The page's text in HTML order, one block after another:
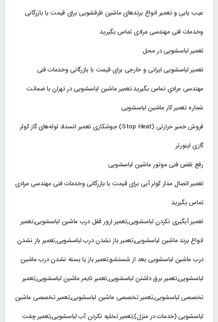
عیب یابی و تعمیر انواع برندهای ماشین ظرفشویی برای قیمت با بازرگانی
وخدمات فنی مهندسی مرادی تماس بگیرید.
تعمیر لباسشویی در محل
تعمیر لباسشویی ایرانی و خارجی برای قیمت با بازرگانی وخدمات فنی
مهندسی مرادی تماس بگیرید.تعمیر ماشین لباسشویی در تهران با ضمانت
شماره تعمیر کار ماشین لباسشویی
فروش خمیر حرارتی (Stop Heat) جوشکاری تعمیر انسداد لوله‌های گاز کولر
گازی اینورتر
رفع نقص فنی موتور ماشین لباسشویی
تعمیر اتصال مدار کولر آبی برای قیمت با بازرگانی وخدمات فنی مهندسی مرادی
تماس بگیرید
تعمیر آبگیری نکردن لباسشویی,تعمیر ارور قفل درب ماشین لباسشویی,تعمیر
انواع برند ماشین لباسشویی,تعمیر باز نشدن درب لباسشویی,تعمیر باز نشدن
درب ماشین لباسشویی بعد از شستشو,تعمیر باز یا بسته نشدن درب ماشین
لباسشویی,تعمیر برق داشتن لباسشویی,تعمیر تایمر ماشین لباسشویی,تعمیر
تخصصی لباسشویی,تعمیر تخصصی ماشین لباسشویی,تعمیر تخصصی ماشین
لباسشویی (خدمات در منزل),تعمیر تخلیه نکردن آب لباسشویی,تعمیر چفت